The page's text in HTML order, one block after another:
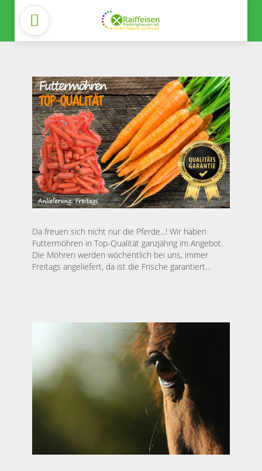
Da freuen sich nicht nur die Pferde...! Wir haben
Futtermöhren in Top-Qualität ganzjährig im Angebot.
Die Möhren werden wöchentlich bei uns, immer
Freitags angeliefert, da ist die Frische garantiert...